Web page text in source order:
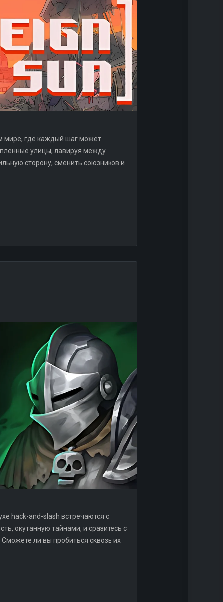
мире, где каждый шаг может
улицы, лавируя между
сторону, сменить союзников и
hack-and-slash встречаются с
окутанную тайнами, и сразитесь с
ли вы пробиться сквозь их